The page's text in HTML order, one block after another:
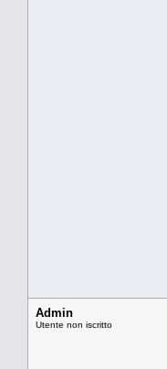
Admin
Utente non iscritto